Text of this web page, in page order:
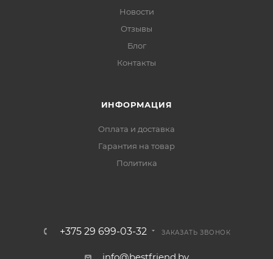
Новости
Отзывы
Блог
Контакты
ИНФОРМАЦИЯ
Оплата и доставка
Гарантия на товар
Политика
+375 29 699-03-32 ЗАКАЗАТЬ ЗВОНОК